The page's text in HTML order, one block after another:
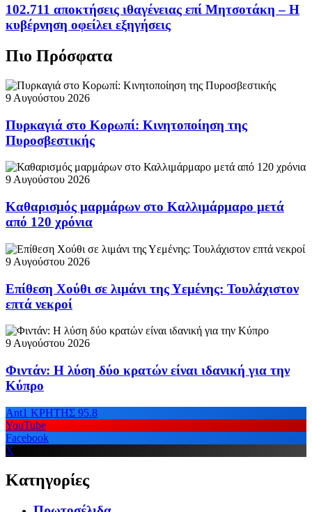
102.711 αποκτήσεις ιθαγένειας επί Μητσοτάκη – Η
κυβέρνηση οφείλει εξηγήσεις
Πιο Πρόσφατα
9 Αυγούστου 2026
Πυρκαγιά στο Κορωπί: Κινητοποίηση της
Πυροσβεστικής
9 Αυγούστου 2026
Καθαρισμός μαρμάρων στο Καλλιμάρμαρο μετά
από 120 χρόνια
9 Αυγούστου 2026
Επίθεση Χούθι σε λιμάνι της Υεμένης: Τουλάχιστον
επτά νεκροί
9 Αυγούστου 2026
Φιντάν: Η λύση δύο κρατών είναι ιδανική για την
Κύπρο
Ant1 ΚΡΗΤΗΣ 95.8
YouTube
Facebook
X
Κατηγορίες